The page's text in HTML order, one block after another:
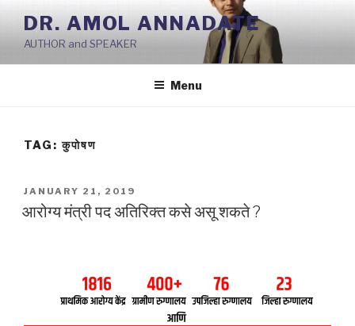
Skip
content
DR. AMOL ANNADATE
AUTHOR and SPEAKER
Menu
TAG:कुपोषण
POSTED
ON
JANUARY 21, 2019
आरोग्य मंत्री पद अतिरिक्त कसे असू शकते ?